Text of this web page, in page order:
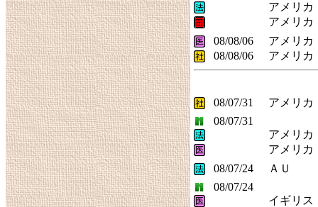
アメリカ
アメリカ
08/08/06
アメリカ
08/08/06
アメリカ
08/07/31
アメリカ
08/07/31
アメリカ
アメリカ
08/07/24
ＡＵ
08/07/24
イギリス